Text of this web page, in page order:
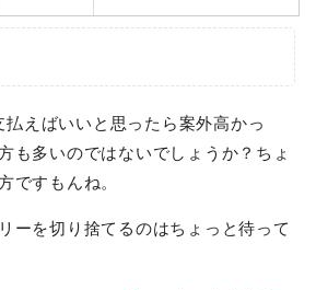
払えばいいと思ったら案外高かっ
も多いのではないでしょうか？ちょ
ですもんね。
ーを切り捨てるのはちょっと待って